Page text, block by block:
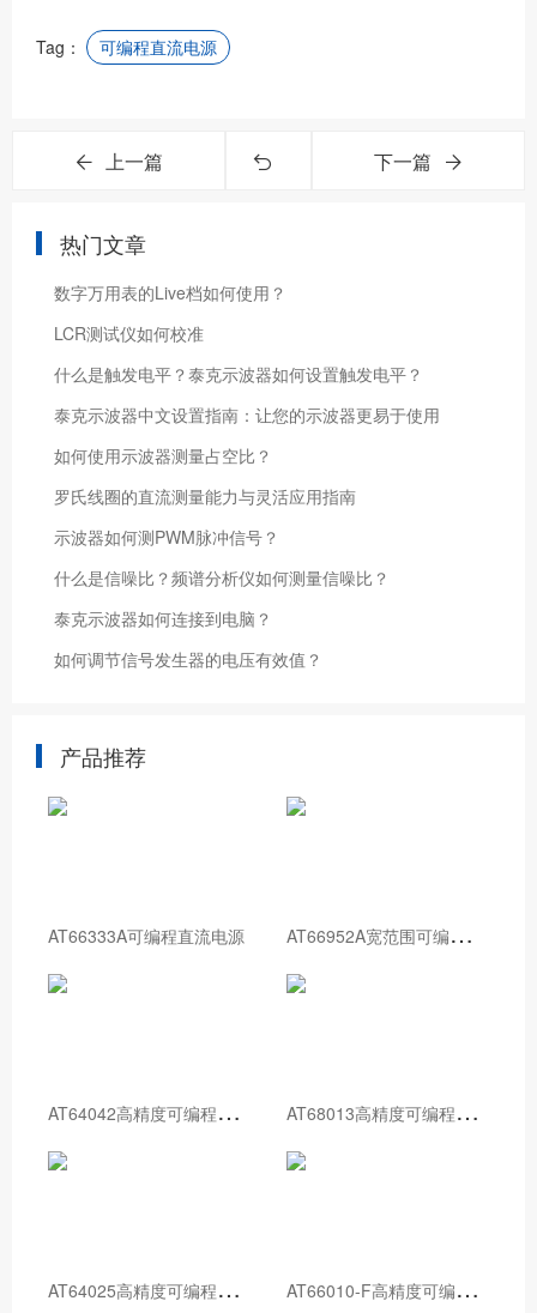
Tag： 可编程直流电源
上一篇 下一篇
热门文章
数字万用表的Live档如何使用？
LCR测试仪如何校准
什么是触发电平？泰克示波器如何设置触发电平？
泰克示波器中文设置指南：让您的示波器更易于使用
如何使用示波器测量占空比？
罗氏线圈的直流测量能力与灵活应用指南
示波器如何测PWM脉冲信号？
什么是信噪比？频谱分析仪如何测量信噪比？
泰克示波器如何连接到电脑？
如何调节信号发生器的电压有效值？
产品推荐
AT66333A可编程直流电源 A
T66952A宽范围可编程直流电源
A
T64042高精度可编程直流电源 A
T68013高精度可编程直流电源
A
T64025高精度可编程直流电源 A
T66010-F高精度可编程直流电源